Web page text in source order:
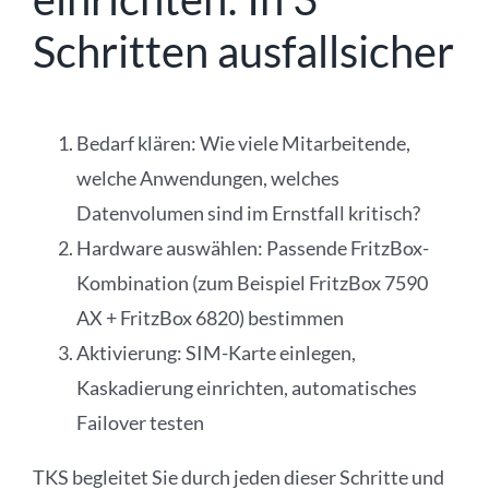
Schritten ausfallsicher
Bedarf klären: Wie viele Mitarbeitende,
welche Anwendungen, welches
Datenvolumen sind im Ernstfall kritisch?
Hardware auswählen: Passende FritzBox-
Kombination (zum Beispiel FritzBox 7590
AX + FritzBox 6820) bestimmen
Aktivierung: SIM-Karte einlegen,
Kaskadierung einrichten, automatisches
Failover testen
TKS begleitet Sie durch jeden dieser Schritte und